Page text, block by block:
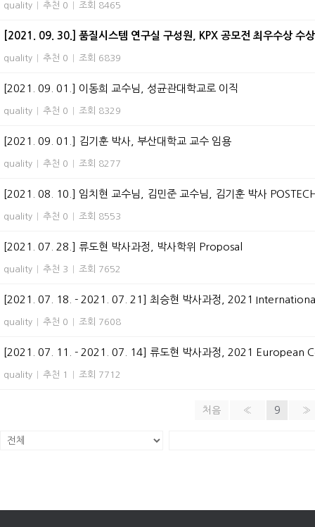
quality 추천 0 조회 8465
[2021. 09. 30.] 품질시스템 연구실 구성원, KPX 공모전 최우수상 수상
quality 추천 0 조회 6839
[2021. 09. 01.] 이동희 교수님, 성균관대학교로 이직
quality 추천 0 조회 8329
[2021. 09. 01.] 김기훈 박사, 부산대학교 교수 임용
quality 추천 0 조회 8277
[2021. 08. 10.] 임치현 교수님, 김민준 교수님, 김기훈 박사
quality 추천 0 조회 8553
[2021. 07. 28.] 류도현 박사과정, 박사학위 Proposal
quality 추천 3 조회 7652
[2021. 07. 18. - 2021. 07. 21] 최승현 박사과정, 2021
quality 추천 0 조회 7608
[2021. 07. 11. - 2021. 07. 14] 류도현 박사과정, 2021 European
quality 추천 1 조회 7712
처음 « 9 »